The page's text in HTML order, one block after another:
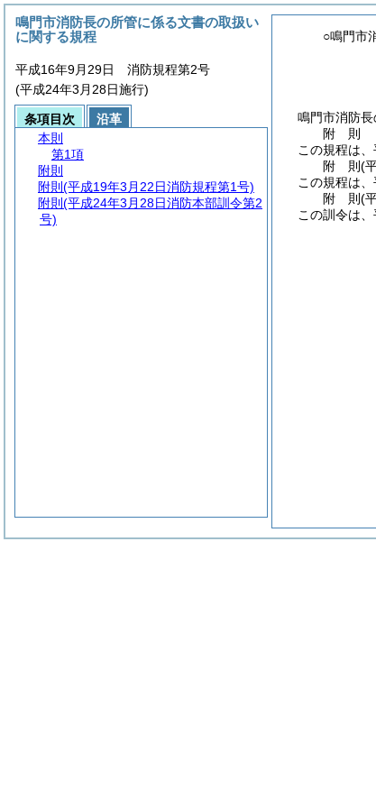
○鳴門市
鳴門市消防
附 則
この規程は
附 則(
この規程は
附 則(
この訓令は
鳴門市消防長の所管に係る文書の取扱い
に関する規程
平成16年9月29日 消防規程第2号
(平成24年3月28日施行)
条項目次
沿革
本則
第1項
附則
附則 (平成19年3月22日消防規程第1号)
附則 (平成24年3月28日消防本部訓令第2
号)